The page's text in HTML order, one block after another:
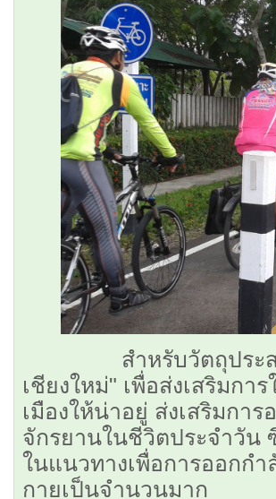
สำหรับวัตถุประสงค์
เชียงใหม่" เพื่อส่งเสริมก
เมืองให้น่าอยู่ ส่งเสริมกา
จักรยานในชีวิตประจำวัน
ในแนวทางเพื่อการออกก
กายเป็นจำนวนมาก